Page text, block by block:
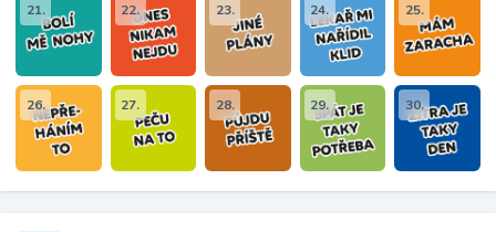
21. 22. 23. 24. 25.
26. 27. 28. 29. 30.